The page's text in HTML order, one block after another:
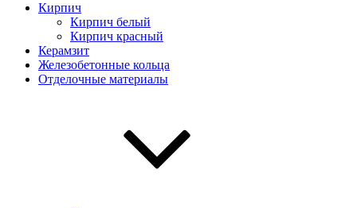
Кирпич
Кирпич белый
Кирпич красный
Керамзит
Железобетонные кольца
Отделочные материалы